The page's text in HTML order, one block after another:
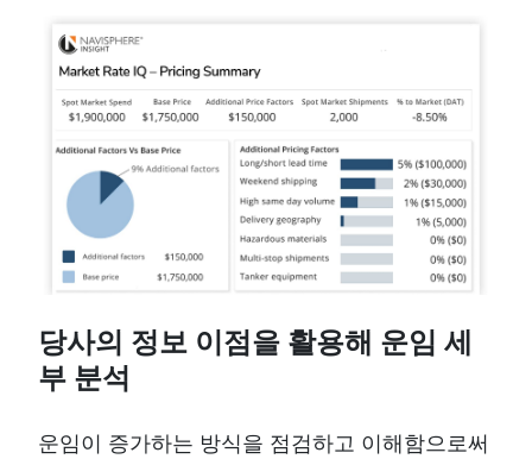
당사의 정보 이점을 활용해 운임 세
부 분석
운임이 증가하는 방식을 점검하고 이해함으로써